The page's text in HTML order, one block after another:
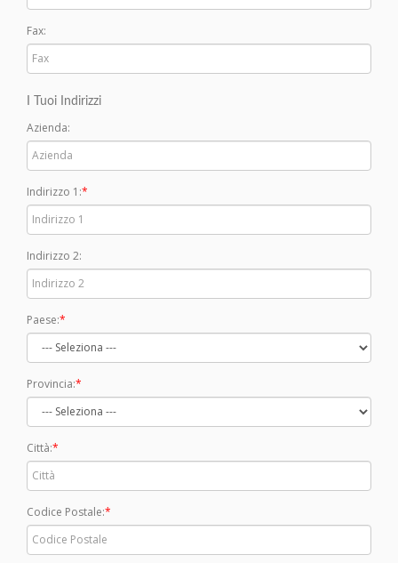
Fax:
I Tuoi Indirizzi
Azienda:
Indirizzo 1:
Indirizzo 2:
Paese:
Provincia:
Città:
Codice Postale: